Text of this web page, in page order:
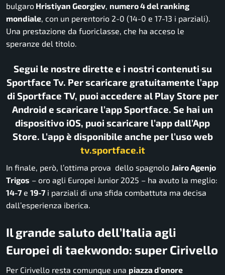
bulgaro Hristiyan Georgiev, numero 4 del ranking
mondiale, con un perentorio 2-0 (14-0 e 17-13 i parziali).
Una prestazione da fuoriclasse, che ha acceso le
speranze del titolo.
Segui le nostre dirette e i nostri contenuti su
Sportface Tv. Per scaricare gratuitamente l’app
di Sportface TV, puoi accedere al Play Store per
Android e scaricare l’app Sportface. Se hai un
dispositivo iOS, puoi scaricare l’app dall’App
Store. L’app è disponibile anche per l’uso web
tv.sportface.it
In finale, però, l’ottima prova dello spagnolo Jairo Agenjo
Trigos – oro agli Europei Junior 2025 – ha avuto la meglio:
14-7 e 19-7 i parziali di una sfida combattuta ma decisa
dall’esperienza iberica.
Il grande saluto dell’Italia agli
Europei di taekwondo: super Cirivello
Per Cirivello resta comunque una piazza d’onore